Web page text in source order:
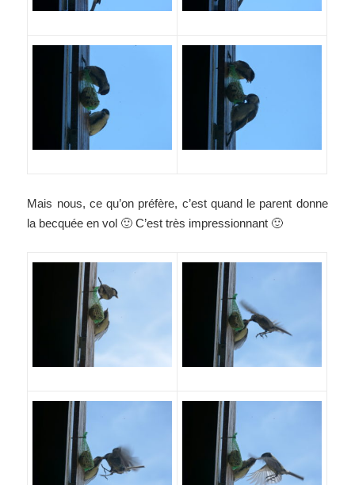
Mais nous, ce qu’on préfère, c’est quand le parent donne
la becquée en vol 🙂 C’est très impressionnant 🙂